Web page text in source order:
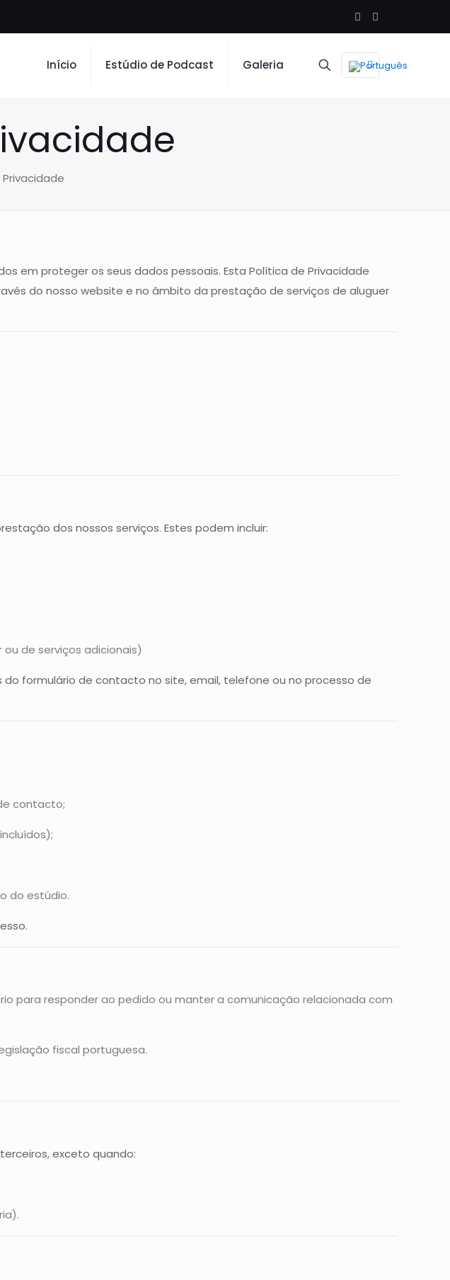
Início Estúdio de Podcast Galeria
em proteger os seus dados pessoais. Esta Política de Privacidade
do nosso website e no âmbito da prestação de serviços de aluguer
dos nossos serviços. Estes podem incluir:
de serviços adicionais)
formulário de contacto no site, email, telefone ou no processo de
contacto;
do estúdio.
para responder ao pedido ou manter a comunicação relacionada com
fiscal portuguesa.
exceto quando: